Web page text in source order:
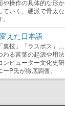
や操作の具体的な形か
ていく、硬派で骨太な
えた日本語
裏技」「ラスボス」…
わる言葉の起源や用法
ンピューター文化史研
P氏が徹底調査。